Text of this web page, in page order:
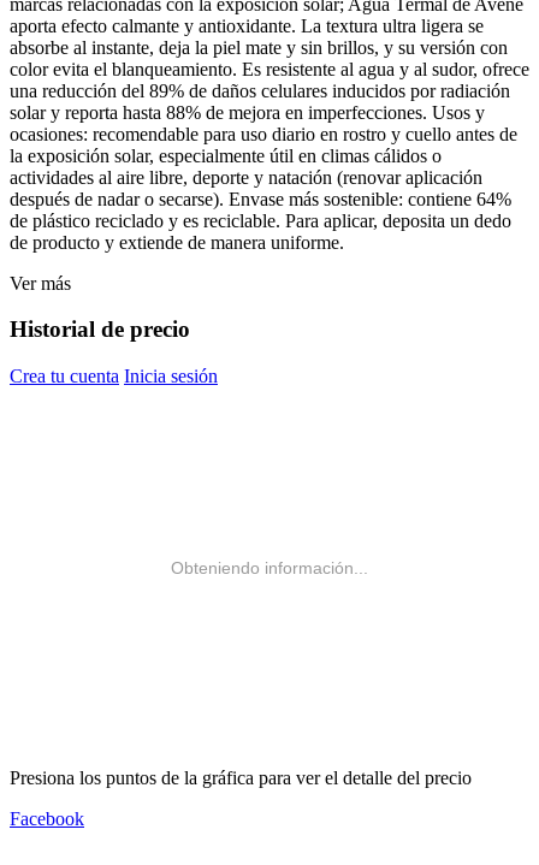
aporta efecto calmante y antioxidante. La textura ultra ligera se
absorbe al instante, deja la piel mate y sin brillos, y su versión con
color evita el blanqueamiento. Es resistente al agua y al sudor, ofrece
una reducción del 89% de daños celulares inducidos por radiación
solar y reporta hasta 88% de mejora en imperfecciones. Usos y
ocasiones: recomendable para uso diario en rostro y cuello antes de
la exposición solar, especialmente útil en climas cálidos o
actividades al aire libre, deporte y natación (renovar aplicación
después de nadar o secarse). Envase más sostenible: contiene 64%
de plástico reciclado y es reciclable. Para aplicar, deposita un dedo
de producto y extiende de manera uniforme.
Ver más
Historial de precio
Crea tu cuenta Inicia sesión
Obteniendo información...
Presiona los puntos de la gráfica para ver el detalle del precio
Facebook